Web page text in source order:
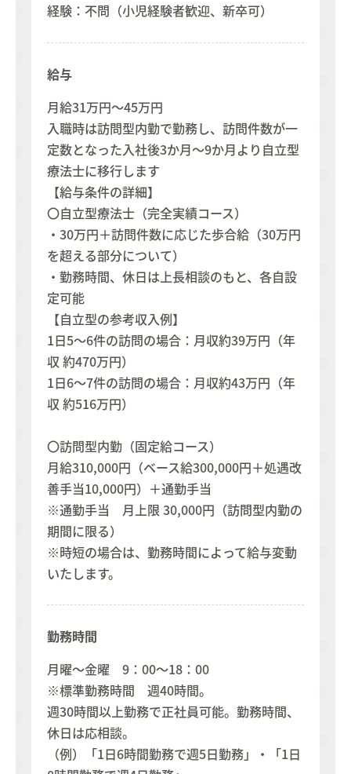
経験：不問（小児経験者歓迎、新卒可）
給与
月給31万円～45万円
入職時は訪問型内勤で勤務し、訪問件数が一
定数となった入社後3か月～9か月より自立型
療法士に移行します
【給与条件の詳細】
〇自立型療法士（完全実績コース）
・30万円＋訪問件数に応じた歩合給（30万円
を超える部分について）
・勤務時間、休日は上長相談のもと、各自設
定可能
【自立型の参考収入例】
1日5～6件の訪問の場合：月収約39万円（年
収 約470万円）
1日6～7件の訪問の場合：月収約43万円（年
収 約516万円）
〇訪問型内勤（固定給コース）
月給310,000円（ベース給300,000円＋処遇改
善手当10,000円）＋通勤手当
※通勤手当 月上限 30,000円（訪問型内勤の
期間に限る）
※時短の場合は、勤務時間によって給与変動
いたします。
勤務時間
月曜～金曜 9：00～18：00
※標準勤務時間 週40時間。
週30時間以上勤務で正社員可能。勤務時間、
休日は応相談。
（例）「1日6時間勤務で週5日勤務」・「1日